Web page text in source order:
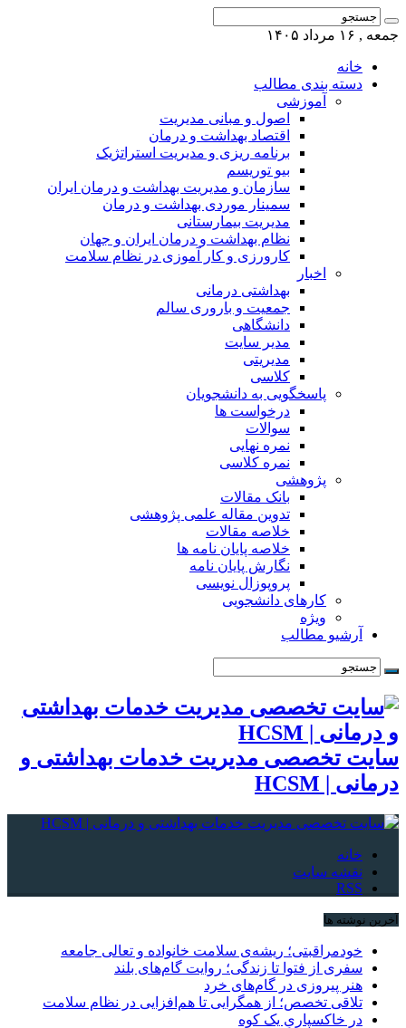
جمعه , ۱۶ مرداد ۱۴۰۵
خانه
دسته بندی مطالب
آموزشی
اصول و مبانی مدیریت
اقتصاد بهداشت و درمان
برنامه ریزی و مدیریت استراتژیک
بیو توریسم
سازمان و مدیریت بهداشت و درمان ایران
سمینار موردی بهداشت و درمان
مدیریت بیمارستانی
نظام بهداشت و درمان ایران و جهان
کارورزی و کار آموزی در نظام سلامت
اخبار
بهداشتی درمانی
جمعیت و باروری سالم
دانشگاهی
مدیر سایت
مدیریتی
کلاسی
پاسخگویی به دانشجویان
درخواست ها
سوالات
نمره نهایی
نمره کلاسی
پژوهشی
بانک مقالات
تدوین مقاله علمی پژوهشی
خلاصه مقالات
خلاصه پایان نامه ها
نگارش پایان نامه
پروپوزال نویسی
کارهای دانشجویی
ویژه
آرشیو مطالب
سایت تخصصی مدیریت خدمات بهداشتی و
درمانی | HCSM
خانه
نقشه سایت
RSS
آخرین نوشته ها
خودمراقبتی؛ ریشه‌ی سلامت خانواده و تعالی جامعه
سفری از فتوا تا زندگی؛ روایت گام‌های بلند
هنر پیروزی در گام‌های خرد
تلاقی تخصص؛ از همگرایی تا هم‌افزایی در نظام سلامت
در خاکسپاریِ یک کوه